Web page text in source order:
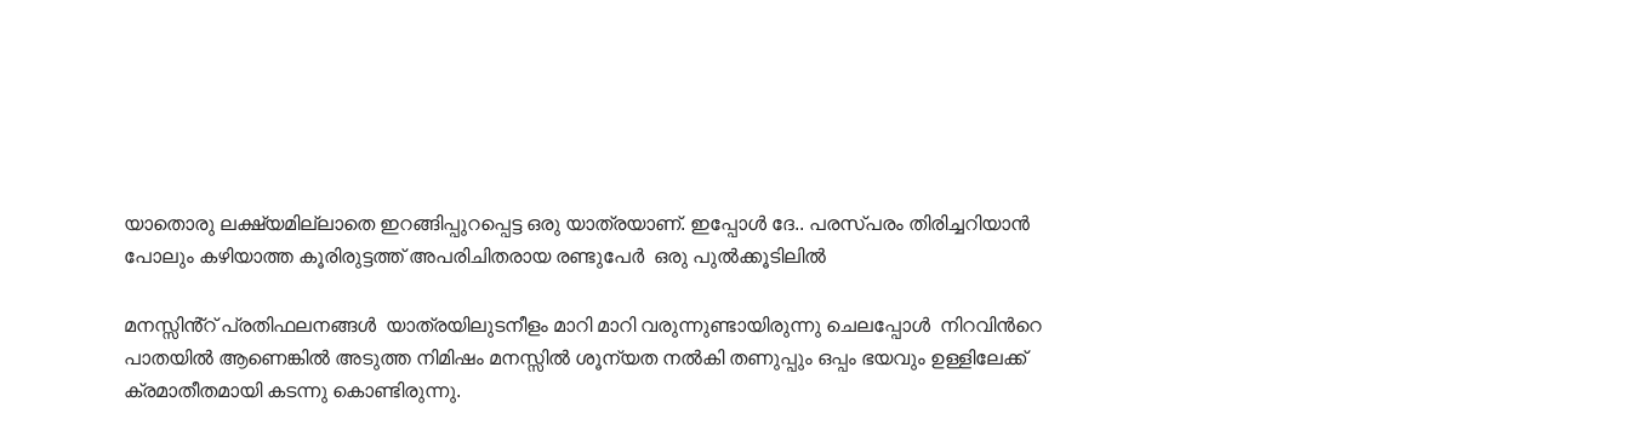
യാതൊരു ലക്ഷ്യമില്ലാതെ ഇറങ്ങിപ്പുറപ്പെട്ട ഒരു യാത്രയാണ്. ഇപ്പോൾ ദേ.. പരസ്പരം തിരിച്ചറിയാൻ
പോലും കഴിയാത്ത കൂരിരുട്ടത്ത് അപരിചിതരായ രണ്ടുപേർ ഒരു പുൽക്കൂടിലിൽ
മനസ്സിൻ്റ് പ്രതിഫലനങ്ങൾ യാത്രയിലുടനീളം മാറി മാറി വരുന്നുണ്ടായിരുന്നു ചെലപ്പോൾ നിറവിൻറെ
പാതയിൽ ആണെങ്കിൽ അടുത്ത നിമിഷം മനസ്സിൽ ശൂന്യത നൽകി തണുപ്പും ഒപ്പം ഭയവും ഉള്ളിലേക്ക്
ക്രമാതീതമായി കടന്നു കൊണ്ടിരുന്നു.